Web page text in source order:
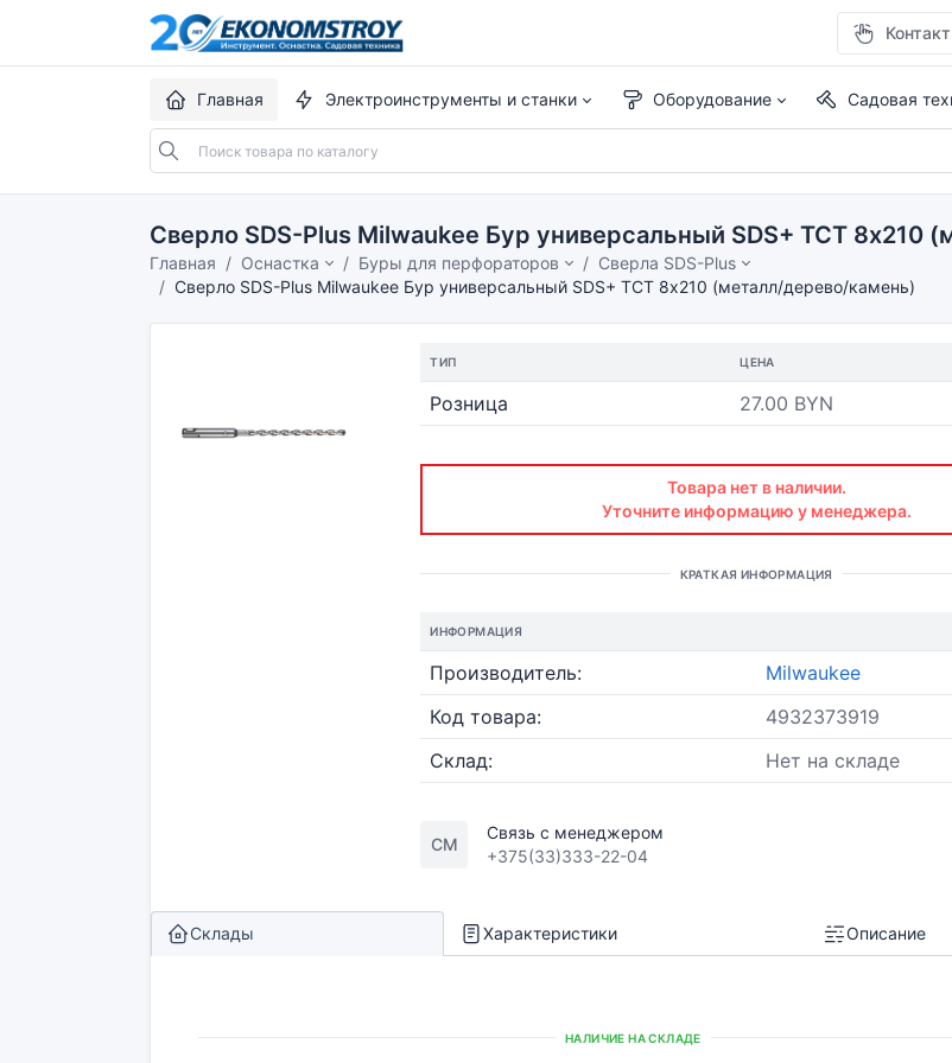
Главная Электроинструменты и станки Оборудование Садовая
Сверло SDS-Plus Milwaukee Бур универсальный SDS+ TCT 8х210
Главная Оснастка Буры для перфораторов
Сверла SDS-Plus
Сверло SDS-Plus Milwaukee Бур универсальный SDS+ TCT 8х210 (металл/дерево/камень)
ТИП ЦЕНА
Розница 27.00 BYN
Товара нет в наличии.
Уточните информацию у менеджера.
КРАТКАЯ ИНФОРМАЦИЯ
ИНФОРМАЦИЯ
Производитель:
Milwaukee
Код товара:
4932373919
Склад:
Нет на складе
СМ
Связь с менеджером
+375(33)333-22-04
Склады Характеристики Описание
НАЛИЧИЕ НА СКЛАДЕ